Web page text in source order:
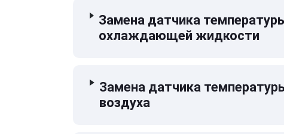
Замена датчика
охлаждающей жидкости
Замена датчика
воздуха